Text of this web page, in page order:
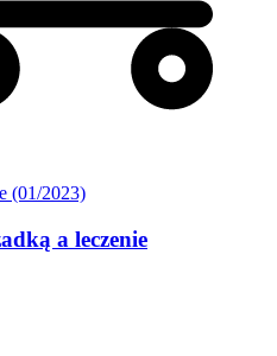
(01/2023)
a leczenie